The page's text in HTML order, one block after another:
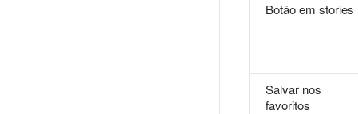
Botão em stories
Salvar nos
favoritos